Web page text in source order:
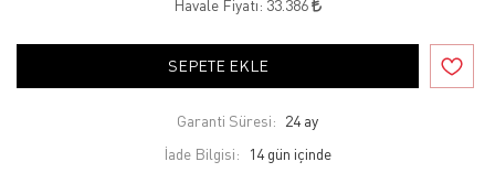
Havale Fiyatı: 33.386
SEPETE EKLE
Garanti Süresi: 24 ay
İade Bilgisi: